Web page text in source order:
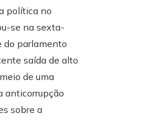
política no
se na sexta-
do parlamento
saída de alto
de uma
anticorrupção
sobre a